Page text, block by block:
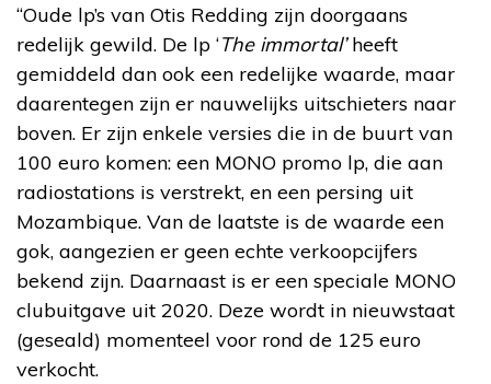
“Oude lp’s van Otis Redding zijn doorgaans
redelijk gewild. De lp ‘The immortal’heeft
gemiddeld dan ook een redelijke waarde, maar
daarentegen zijn er nauwelijks uitschieters naar
boven. Er zijn enkele versies die in de buurt van
100 euro komen: een MONO promo lp, die aan
radiostations is verstrekt, en een persing uit
Mozambique. Van de laatste is de waarde een
gok, aangezien er geen echte verkoopcijfers
bekend zijn. Daarnaast is er een speciale MONO
clubuitgave uit 2020. Deze wordt in nieuwstaat
(geseald) momenteel voor rond de 125 euro
verkocht.